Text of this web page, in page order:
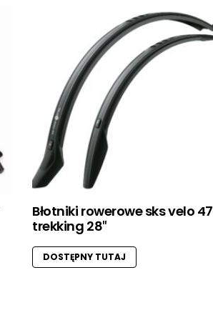
Błotniki rowerowe sks velo 47
trekking 28″
DOSTĘPNY TUTAJ